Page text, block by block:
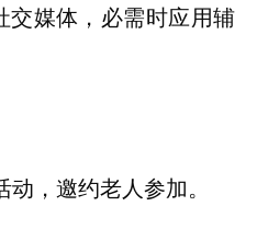
交媒体，必需时应用辅
，邀约老人参加。